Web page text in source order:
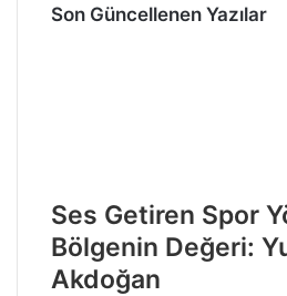
Son Güncellenen Yazılar
Ses Getiren Spor
Bölgenin Değeri:
Akdoğan